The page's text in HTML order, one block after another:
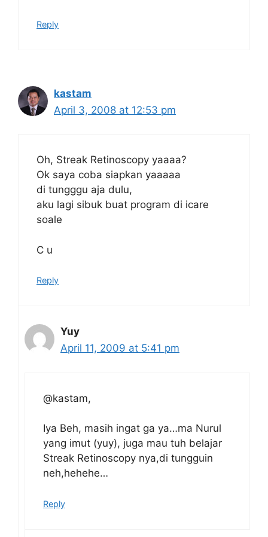
Reply
kastam
April 3, 2008 at 12:53 pm
Oh, Streak Retinoscopy yaaaa?
Ok saya coba siapkan yaaaaa
di tungggu aja dulu,
aku lagi sibuk buat program di icare
soale
C u
Reply
Yuy
April 11, 2009 at 5:41 pm
@kastam,
Iya Beh, masih ingat ga ya…ma Nurul
yang imut (yuy), juga mau tuh belajar
Streak Retinoscopy nya,di tungguin
neh,hehehe…
Reply